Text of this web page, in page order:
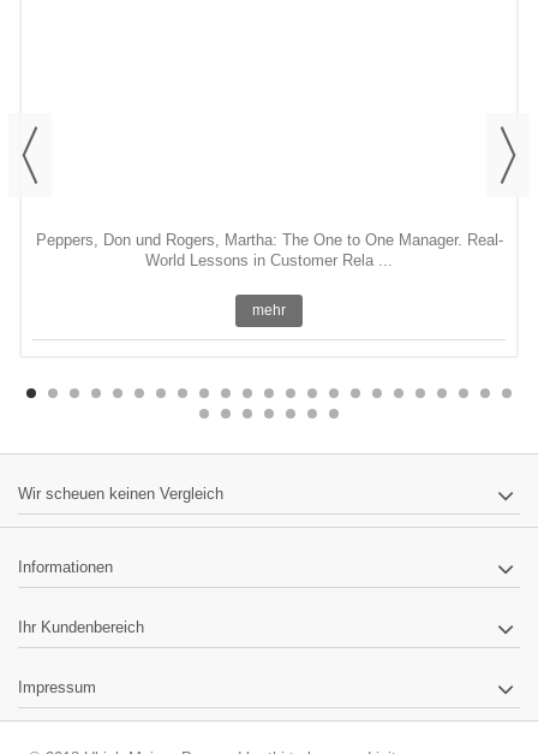
Peppers, Don und Rogers, Martha: The One to One Manager. Real-
World Lessons in Customer Rela ...
mehr
Wir scheuen keinen Vergleich
Informationen
Ihr Kundenbereich
Impressum